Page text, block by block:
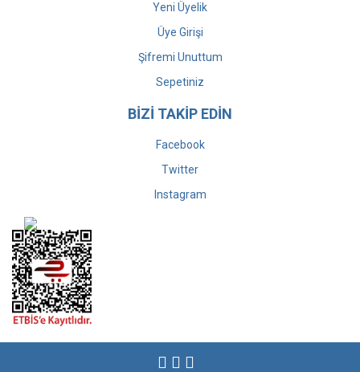
Yeni Üyelik
Üye Girişi
Şifremi Unuttum
Sepetiniz
BİZİ TAKİP EDİN
Facebook
Twitter
Instagram